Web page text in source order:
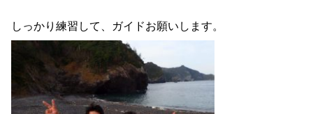
しっかり練習して、ガイドお願いします。